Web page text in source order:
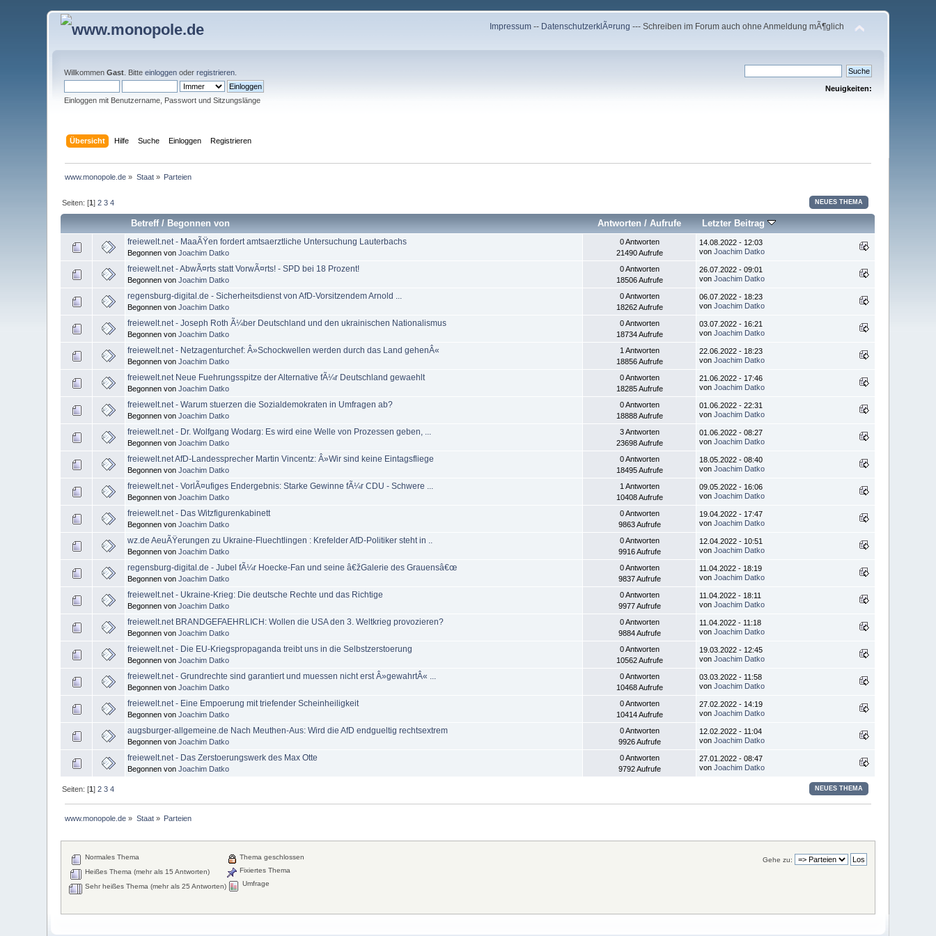
Impressum -- DatenschutzerklÃ¤rung --- Schreiben im Forum auch ohne Anmeldung mÃ¶glich
WillkommenGast . Bitteeinloggen oderregistrieren
Einloggen mit Benutzername, Passwort und Sitzungslänge
Neuigkeiten:
Übersicht Hilfe Suche Einloggen Registrieren
www.monopole.de » Staat» Parteien
Seiten: [1]2 3 4 NEUES THEMA
Betreff/Begonnen von Antworten/ Aufrufe Letzter Beitrag
freiewelt.net - MaaÃŸen fordert amtsaerztliche Untersuchung Lauterbachs
Begonnen vonJoachim Datko
0 Antworten
21490 Aufrufe
14.08.2022 - 12:03
vonJoachim Datko
freiewelt.net - AbwÃ¤rts statt VorwÃ¤rts! - SPD bei 18 Prozent!
Begonnen vonJoachim Datko
0 Antworten
18506 Aufrufe
26.07.2022 - 09:01
vonJoachim Datko
regensburg-digital.de - Sicherheitsdienst von AfD-Vorsitzendem Arnold ...
Begonnen vonJoachim Datko
0 Antworten
18262 Aufrufe
06.07.2022 - 18:23
vonJoachim Datko
freiewelt.net - Joseph Roth Ã¼ber Deutschland und den ukrainischen Nationalismus
Begonnen vonJoachim Datko
0 Antworten
18734 Aufrufe
03.07.2022 - 16:21
vonJoachim Datko
freiewelt.net - Netzagenturchef: Â»Schockwellen werden durch das Land gehenÂ«
Begonnen vonJoachim Datko
1 Antworten
18856 Aufrufe
22.06.2022 - 18:23
vonJoachim Datko
freiewelt.net Neue Fuehrungsspitze der Alternative fÃ¼r Deutschland gewaehlt
Begonnen vonJoachim Datko
0 Antworten
18285 Aufrufe
21.06.2022 - 17:46
vonJoachim Datko
freiewelt.net - Warum stuerzen die Sozialdemokraten in Umfragen ab?
Begonnen vonJoachim Datko
0 Antworten
18888 Aufrufe
01.06.2022 - 22:31
vonJoachim Datko
freiewelt.net - Dr. Wolfgang Wodarg: Es wird eine Welle von Prozessen geben, ...
Begonnen vonJoachim Datko
3 Antworten
23698 Aufrufe
01.06.2022 - 08:27
vonJoachim Datko
freiewelt.net AfD-Landessprecher Martin Vincentz: Â»Wir sind keine Eintagsfliege
Begonnen vonJoachim Datko
0 Antworten
18495 Aufrufe
18.05.2022 - 08:40
vonJoachim Datko
freiewelt.net - VorlÃ¤ufiges Endergebnis: Starke Gewinne fÃ¼r CDU - Schwere ...
Begonnen vonJoachim Datko
1 Antworten
10408 Aufrufe
09.05.2022 - 16:06
vonJoachim Datko
freiewelt.net - Das Witzfigurenkabinett
Begonnen vonJoachim Datko
0 Antworten
9863 Aufrufe
19.04.2022 - 17:47
vonJoachim Datko
wz.de AeuÃŸerungen zu Ukraine-Fluechtlingen : Krefelder AfD-Politiker steht in ..
Begonnen vonJoachim Datko
0 Antworten
9916 Aufrufe
12.04.2022 - 10:51
vonJoachim Datko
regensburg-digital.de - Jubel fÃ¼r Hoecke-Fan und seine â€žGalerie des Grauensâ€œ
Begonnen vonJoachim Datko
0 Antworten
9837 Aufrufe
11.04.2022 - 18:19
vonJoachim Datko
freiewelt.net - Ukraine-Krieg: Die deutsche Rechte und das Richtige
Begonnen vonJoachim Datko
0 Antworten
9977 Aufrufe
11.04.2022 - 18:11
vonJoachim Datko
freiewelt.net BRANDGEFAEHRLICH: Wollen die USA den 3. Weltkrieg provozieren?
Begonnen vonJoachim Datko
0 Antworten
9884 Aufrufe
11.04.2022 - 11:18
vonJoachim Datko
freiewelt.net - Die EU-Kriegspropaganda treibt uns in die Selbstzerstoerung
Begonnen vonJoachim Datko
0 Antworten
10562 Aufrufe
19.03.2022 - 12:45
vonJoachim Datko
freiewelt.net - Grundrechte sind garantiert und muessen nicht erst Â»gewahrtÂ« ...
Begonnen vonJoachim Datko
0 Antworten
10468 Aufrufe
03.03.2022 - 11:58
vonJoachim Datko
freiewelt.net - Eine Empoerung mit triefender Scheinheiligkeit
Begonnen vonJoachim Datko
0 Antworten
10414 Aufrufe
27.02.2022 - 14:19
vonJoachim Datko
augsburger-allgemeine.de Nach Meuthen-Aus: Wird die AfD endgueltig rechtsextrem
Begonnen vonJoachim Datko
0 Antworten
9926 Aufrufe
12.02.2022 - 11:04
vonJoachim Datko
freiewelt.net - Das Zerstoerungswerk des Max Otte
Begonnen vonJoachim Datko
0 Antworten
9792 Aufrufe
27.01.2022 - 08:47
vonJoachim Datko
NEUES THEMA
Seiten: [1]2 3 4
www.monopole.de » Staat» Parteien
Gehe zu:
Normales Thema
Heißes Thema (mehr als 15 Antworten)
Sehr heißes Thema (mehr als 25 Antworten)
Thema geschlossen
Fixiertes Thema
Umfrage